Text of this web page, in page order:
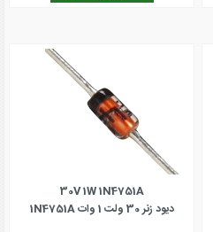
30V 1W 1N4751A
دیود زنر 30 ولت 1 وات 1N4751A